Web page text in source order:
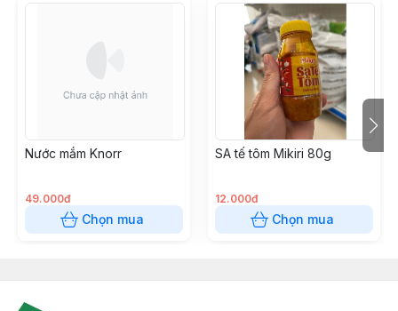
Nước mắm Knorr
49.000đ
Chọn mua
SA tế tôm Mikiri 80g
12.000đ
Chọn mua